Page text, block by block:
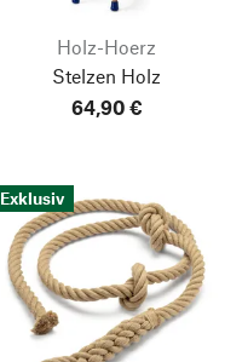
Holz-Hoerz
Stelzen Holz
64,90 €
Exklusiv